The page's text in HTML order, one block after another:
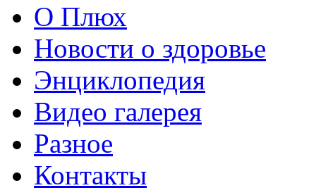
О Плюх
Новости о здоровье
Энциклопедия
Видео галерея
Разное
Контакты